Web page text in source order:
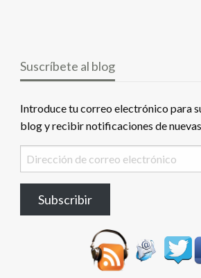
Suscríbete al blog
Introduce tu correo electrónico para
blog y recibir notificaciones de
Dirección
de
electrónico
Subscribir